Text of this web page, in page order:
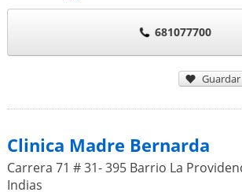
681077700
Guardar
Clinica Madre Bernarda
Carrera 71 # 31- 395 Barrio La
Indias